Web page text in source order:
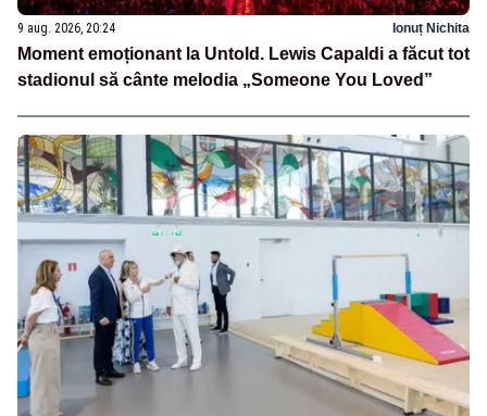
9 aug. 2026, 20:24 Ionuț Nichita
Moment emoționant la Untold. Lewis Capaldi a făcut tot
stadionul să cânte melodia „Someone You Loved”